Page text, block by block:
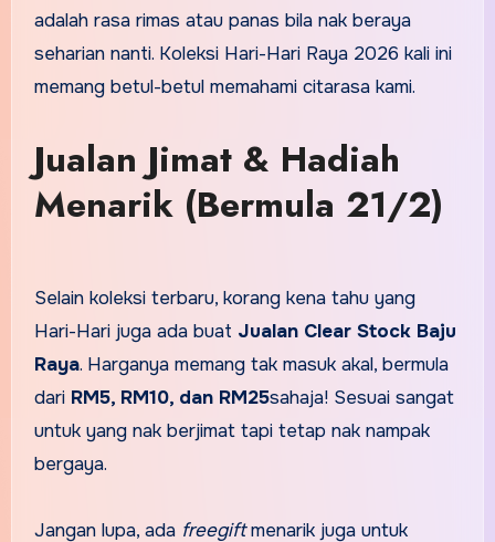
adalah rasa rimas atau panas bila nak beraya
seharian nanti. Koleksi Hari-Hari Raya 2026 kali ini
memang betul-betul memahami citarasa kami.
Jualan Jimat & Hadiah
Menarik (Bermula 21/2)
Selain koleksi terbaru, korang kena tahu yang
Hari-Hari juga ada buat Jualan Clear Stock Baju
Raya. Harganya memang tak masuk akal, bermula
dari RM5, RM10, dan RM25sahaja! Sesuai sangat
untuk yang nak berjimat tapi tetap nak nampak
bergaya.
Jangan lupa, ada freegiftmenarik juga untuk